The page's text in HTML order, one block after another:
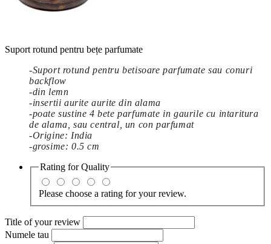
Suport rotund pentru bețe parfumate
-Suport rotund pentru betisoare parfumate sau conuri
backflow
-din lemn
-insertii aurite aurite din alama
-poate sustine 4 bete parfumate in gaurile cu intaritura
de alama, sau central, un con parfumat
-Origine: India
-grosime: 0.5 cm
Rating forQuality
Please choose a rating for your review.
Title of your review
Numele tau